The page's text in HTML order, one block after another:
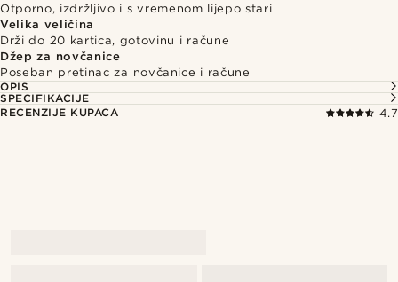
Otporno, izdržljivo i s vremenom lijepo stari
Velika veličina
Drži do 20 kartica, gotovinu i račune
Džep za novčanice
Poseban pretinac za novčanice i račune
OPIS
SPECIFIKACIJE
RECENZIJE KUPACA
4.7